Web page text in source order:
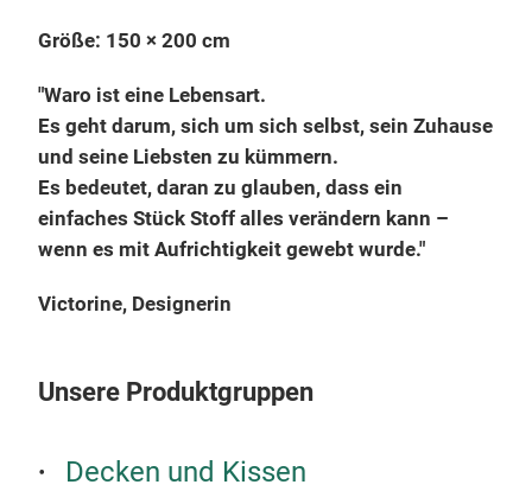
Größe: 150 × 200 cm
"Waro ist eine Lebensart.
Es geht darum, sich um sich selbst, sein Zuhause
und seine Liebsten zu kümmern.
Es bedeutet, daran zu glauben, dass ein
einfaches Stück Stoff alles verändern kann –
wenn es mit Aufrichtigkeit gewebt wurde."
Victorine, Designerin
Unsere Produktgruppen
Decken und Kissen